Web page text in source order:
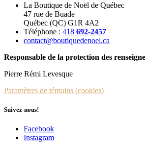
La Boutique de Noël de Québec
47 rue de Buade
Québec (QC) G1R 4A2
Téléphone : 418 692-2457
contact@boutiquedenoel.ca
Responsable de la protection des
Pierre Rémi Levesque
Paramètres de témoins (cookies)
Suivez-nous!
Facebook
Instagram